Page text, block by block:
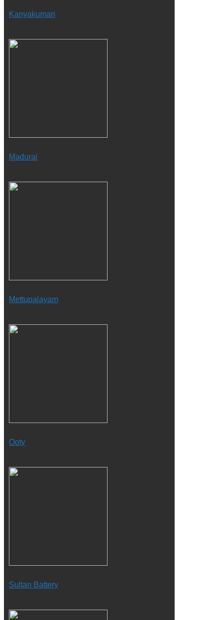
Kanyakumari
Madurai
Mettupalayam
Ooty
Sultan Battery